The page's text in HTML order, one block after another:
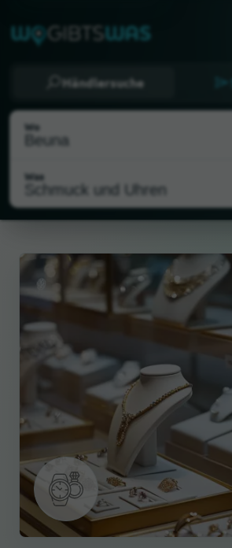
Händlersuche
Wo
Was
Als meinen Standort wählen